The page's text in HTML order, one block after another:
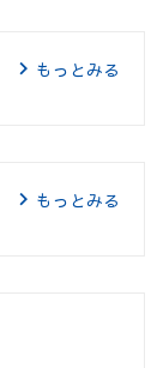
もっとみる
もっとみる